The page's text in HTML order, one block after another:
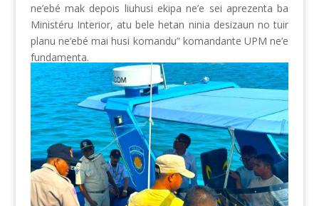
ne’ebé mak depois liuhusi ekipa ne’e sei aprezenta ba
Ministéru Interior, atu bele hetan ninia desizaun no tuir
planu ne’ebé mai husi komandu” komandante UPM ne’e
fundamenta.